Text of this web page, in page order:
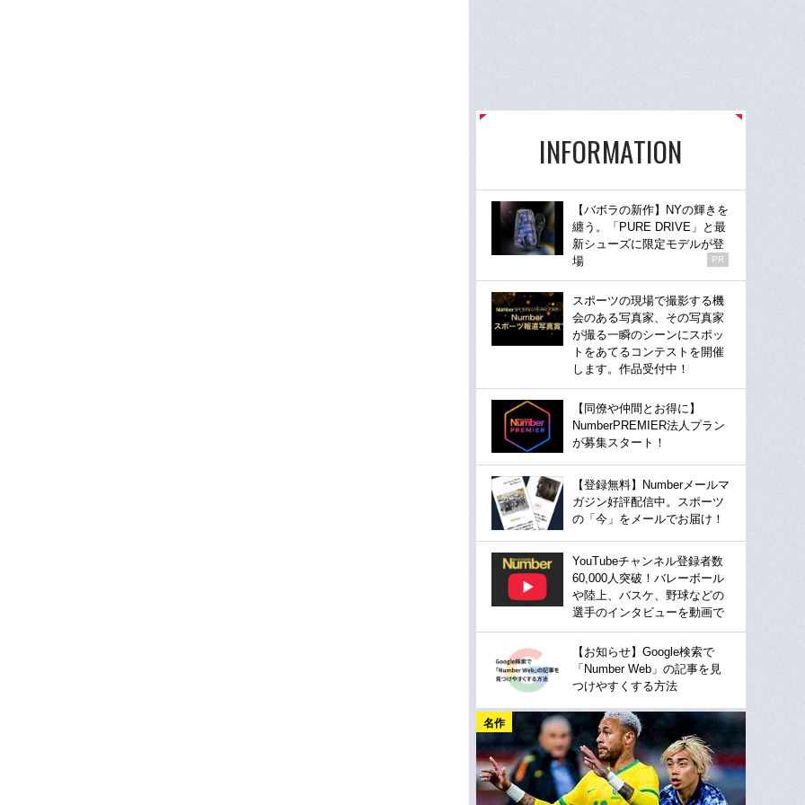
INFORMATION
【バボラの新作】NYの輝きを
纏う。「PURE DRIVE」と最
新シューズに限定モデルが登
場
PR
スポーツの現場で撮影する機
会のある写真家、その写真家
が撮る一瞬のシーンにスポッ
トをあてるコンテストを開催
します。作品受付中！
【同僚や仲間とお得に】
NumberPREMIER法人プラン
が募集スタート！
【登録無料】Numberメールマ
ガジン好評配信中。スポーツ
の「今」をメールでお届け！
YouTubeチャンネル登録者数
60,000人突破！バレーボール
や陸上、バスケ、野球などの
選手のインタビューを動画で
【お知らせ】Google検索で
「Number Web」の記事を見
つけやすくする方法
名作